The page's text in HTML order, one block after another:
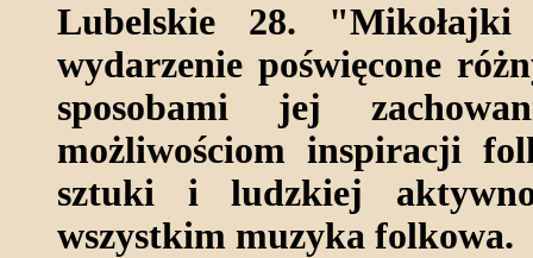
Lubelskie 28.
wydarzenie poświęcone
sposobami jej
możliwościom inspiracji
sztuki i ludzkiej
wszystkim muzyka folkowa.